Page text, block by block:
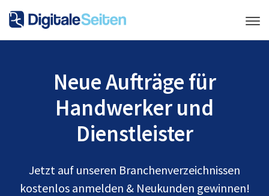
Neue Aufträge für
Handwerker und
Dienstleister
Jetzt auf unseren Branchenverzeichnissen
kostenlos anmelden & Neukunden gewinnen!